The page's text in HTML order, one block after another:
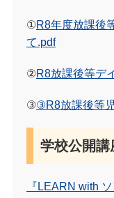
①R8年度放課後
て.pdf
②R8放課後等デ
③③R8放課後等
学校公開講
『LEARN with